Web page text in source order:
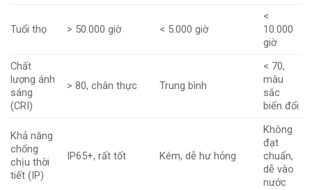
Tuổi thọ > 50.000 giờ < 5.000 giờ
<
10.000
giờ
Chất
lượng ánh
sáng
(CRI)
> 80, chân thực Trung bình
< 70,
màu
sắc
biến đổi
Khả năng
chống
chịu thời
tiết (IP)
IP65+, rất tốt Kém, dễ hư hỏng
Không
đạt
chuẩn,
dễ vào
nước